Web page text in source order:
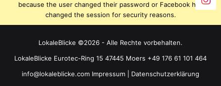
because the user changed their password or Facebook has
changed the session for security reasons.
LokaleBlicke ©2026 - Alle Rechte vorbehalten.
LokaleBlicke Eurotec-Ring 15 47445 Moers +49 176 61 101 464
info@lokaleblicke.com Impressum Datenschutzerklärung